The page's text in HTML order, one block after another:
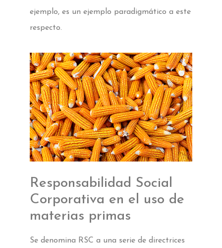
ejemplo, es un ejemplo paradigmático a este
respecto.
Responsabilidad Social
Corporativa en el uso de
materias primas
Se denomina RSC a una serie de directrices